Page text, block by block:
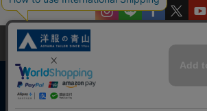
当サイトでは、快適な閲覧体験とコンテンツ改善
しています。閲覧を続けることで、Cookieの使用
します。詳細については